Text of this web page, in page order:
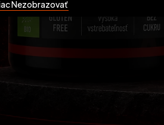
Nezobrazovať